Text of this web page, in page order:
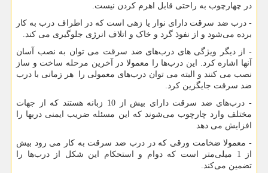
در چهارچوب به راحتی قابل اهرم کردن نیست.
- درب ضد سرقت دارای نوار یا زهی است که در اطراف درب به کار
برده می‌شود و از نفوذ گرد و خاک و اتلاف انرژی جلوگیری می کند.
- از دیگر ویژگی های درب‌های ضد سرقت می توان به نصب آسان
آنها اشاره کرد. این درب‌ها را معمولا در آخرین مرحله ساخت و ساز
نصب می کنند و البته می توان درب‌های معمولی را هر زمانی با درب
ضد سرقت جایگزین کرد.
- درب‌های ضد سرقت دارای بیش از 10 زبانه هستند که از جهات
مختلف وارد چارچوب می‌شوند که این مسئله ضریب ایمنی دربها را
افزایش می دهد
- معمولا ضخامت ورقی که در درب ضد سرقت به کار می رود بیش
از 1 میلی‌متر است که دوام و استحکام این شکل از درب‌ها را
تضمین می‌کند.